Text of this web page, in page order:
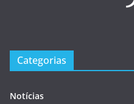
Categorias
Notícias